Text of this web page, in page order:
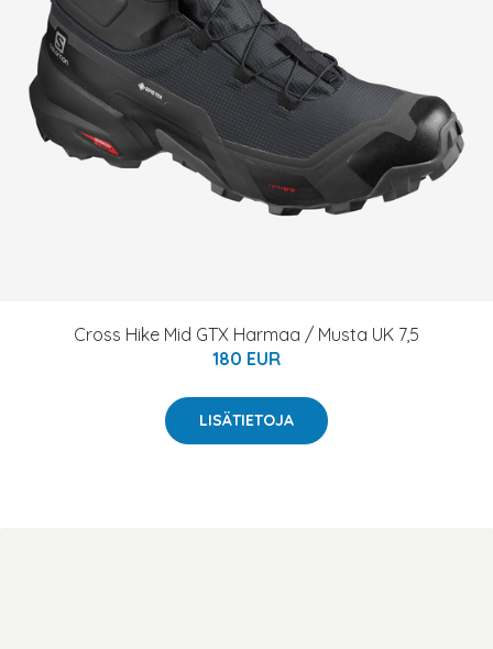
Cross Hike Mid GTX Harmaa / Musta UK 7,5
180 EUR
LISÄTIETOJA